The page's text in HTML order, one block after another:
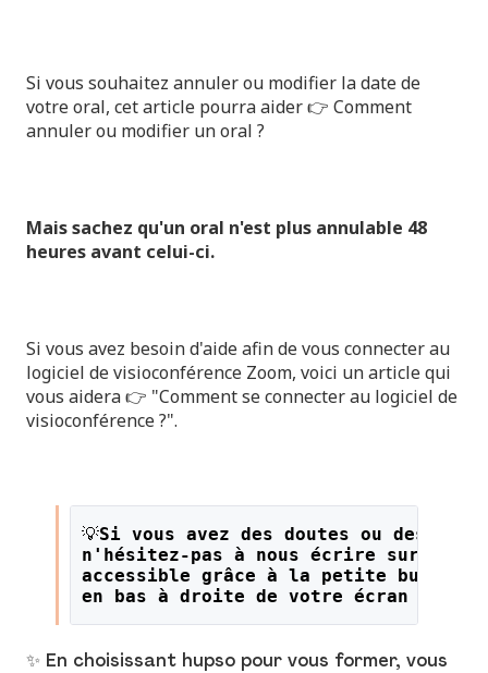
Si vous souhaitez annuler ou modifier la date de
votre oral, cet article pourra aider 👉 Comment
annuler ou modifier un oral ?
Mais sachez qu'un oral n'est plus annulable 48
heures avant celui-ci.
Si vous avez besoin d'aide afin de vous connecter au
logiciel de visioconférence Zoom, voici un article qui
vous aidera 👉 "Comment se connecter au logiciel de
visioconférence ?".
💡Si vous avez des doutes ou des
n'hésitez-pas à nous écrire sur le
accessible grâce à la petite bulle
en bas à droite de votre écran !
✨ En choisissant hupso pour vous former, vous